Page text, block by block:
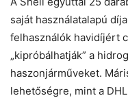
saját használatalapú
felhasználók havidíjért
„kipróbálhatják” a
haszonjárműveket.
lehetőségre, mint a